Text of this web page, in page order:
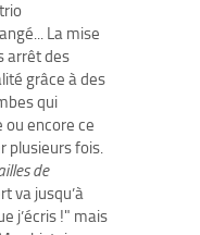
La mise
arrêt des
grâce à des
qui
ou encore ce
plusieurs fois.
de
va jusqu’à
j’écris !" mais